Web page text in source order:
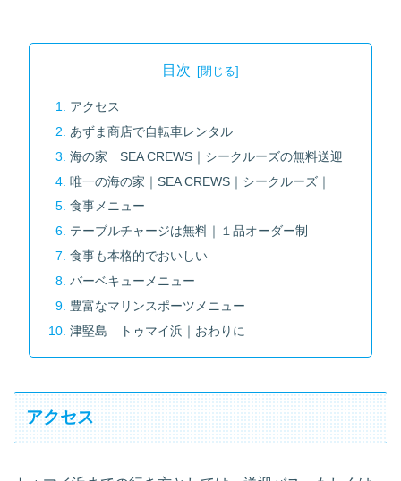
目次
アクセス
あずま商店で自転車レンタル
海の家 SEA CREWS｜シークルーズの無料送迎
唯一の海の家｜SEA CREWS｜シークルーズ｜
食事メニュー
テーブルチャージは無料｜１品オーダー制
食事も本格的でおいしい
バーベキューメニュー
豊富なマリンスポーツメニュー
津堅島 トゥマイ浜｜おわりに
アクセス